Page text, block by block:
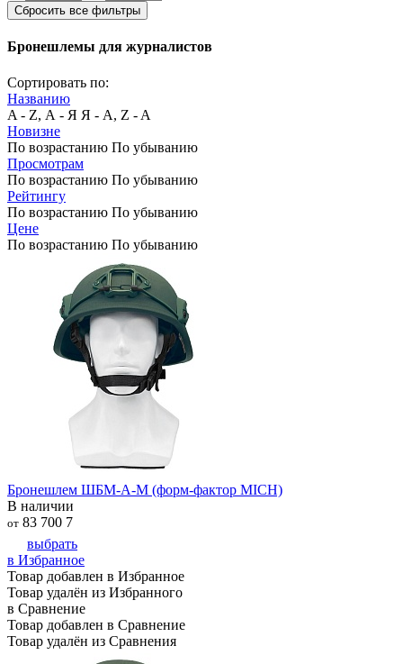
Сбросить все фильтры
Бронешлемы для журналистов
Сортировать по:
Названию
A - Z, А - Я Я - А, Z - A
Новизне
По возрастанию По убыванию
Просмотрам
По возрастанию По убыванию
Рейтингу
По возрастанию По убыванию
Цене
По возрастанию По убыванию
Бронешлем ШБМ-А-М (форм-фактор MICH)
В наличии
от 83 700 7
выбрать
в Избранное
Товар добавлен в Избранное
Товар удалён из Избранного
в Сравнение
Товар добавлен в Сравнение
Товар удалён из Сравнения